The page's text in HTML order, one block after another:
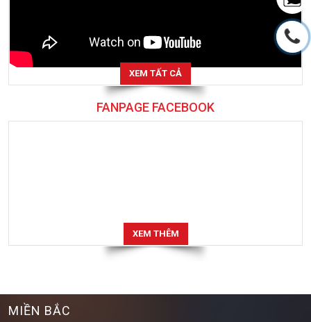
XEM TẤT CẢ
FANPAGE FACEBOOK
XEM THÊM
MIỀN BẮC